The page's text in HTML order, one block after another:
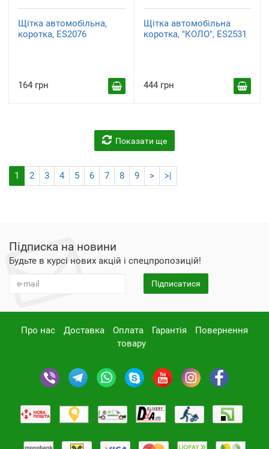
Щітка автомобільна,
коротка, ES2076
164 грн
Щітка автомобільна
коротка, "КОЛО", ES2531
444 грн
Показати ще
1 2 3 4 5 6 7 8 9 > >|
Підписка на новини
Будьте в курсі нових акцій і спецпропозицій!
Підписатися
Про нас Доставка Оплата Гарантія
Повернення
товару